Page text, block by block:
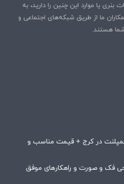
بنری یا موارد این چنین را دارید، به
ما از طریق شبکه‌های اجتماعی و
هستند.
در کرج + قیمت مناسب و
فک و صورت و راهکارهای موفق